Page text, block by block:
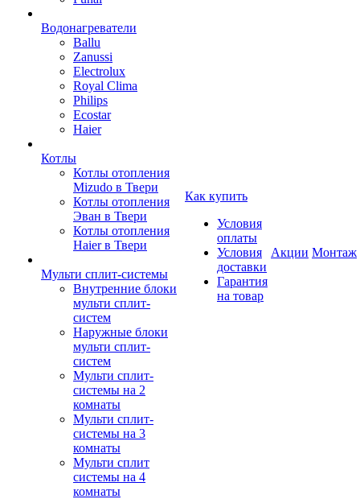
Водонагреватели
Ballu
Zanussi
Electrolux
Royal Clima
Philips
Ecostar
Haier
Котлы
Котлы отопления
Mizudo в Твери
Котлы отопления
Эван в Твери
Котлы отопления
Haier в Твери
Мульти сплит-системы
Внутренние блоки
мульти сплит-
систем
Наружные блоки
мульти сплит-
систем
Мульти сплит-
системы на 2
комнаты
Мульти сплит-
системы на 3
комнаты
Мульти сплит
системы на 4
комнаты
Как купить
Условия
оплаты
Условия
доставки
Гарантия
на товар
Акции Монтаж